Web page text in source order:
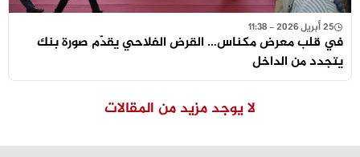
25 أبريل 2026 - 11:38
في قلب معرض مكناس… القرض الفلاحي يقدّم صورة بنك
يتجدد من الداخل
لا يوجد مزيد من المقالات